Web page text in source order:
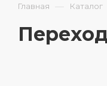
Главная — Каталог